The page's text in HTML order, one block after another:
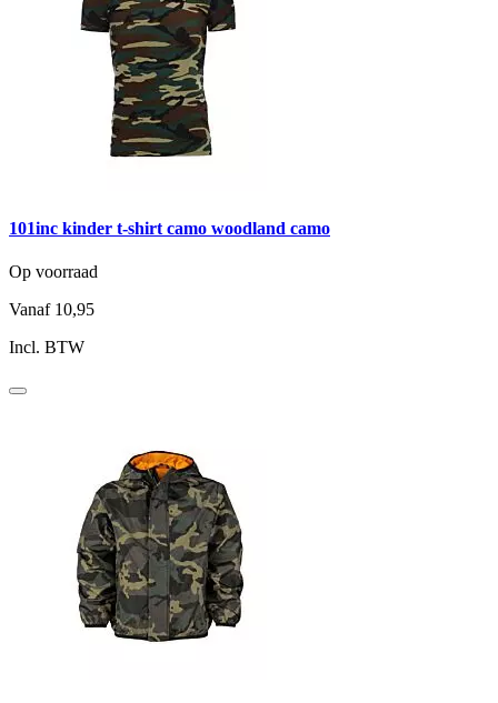
101inc kinder t-shirt camo woodland camo
Op voorraad
Vanaf 10,95
Incl. BTW